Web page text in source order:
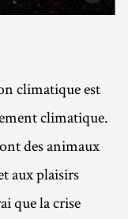
climatique est
climatique.
des animaux
aux plaisirs
que la crise